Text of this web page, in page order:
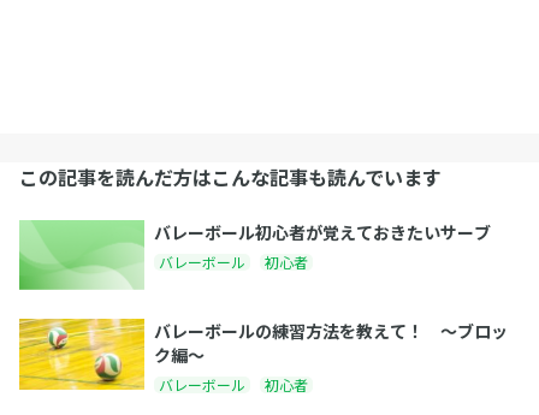
この記事を読んだ方はこんな記事も読んでいます
バレーボール初心者が覚えておきたいサーブ
バレーボール 初心者
バレーボールの練習方法を教えて！ 〜ブロッ
ク編〜
バレーボール 初心者